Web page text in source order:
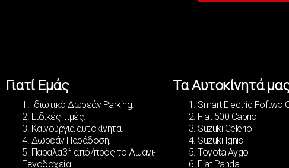
1400cc
(1)
2000cc
(1)
ΣΑΣΜΆΝ
Γιατί Εμάς
1. Ιδιωτικό Δωρεάν Parking.
2. Ειδικές τιμές.
3. Καινούργια αυτοκίνητα.
4. Δωρεάν Παράδοση.
5. Παραλαβή από/πρός το Λιμάνι-
Ξενοδοχεία.
Τα Αυτοκίνητά
1. Smart Electric Foftwo
2. Fiat 500 Cabrio
3. Suzuki Celerio
4. Suzuki Ignis
5. Toyota Aygo
6. Fiat Panda